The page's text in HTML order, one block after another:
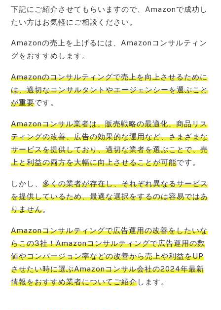
下記にご紹介させてもらいますので、Amazonで成功し
たい方はお気軽にご相談ください。
Amazonの売上を上げるには、Amazonコンサルティン
グをおすすめします。
Amazonのコンサルティングで売上を向上させるために
は、適切なコンサルタントやエージェンシーを選ぶこと
が重要です。
Amazonコンサル業者は、販売戦略の最適化、商品リス
ティングの改善、広告の効果的な運用など、さまざまな
サービスを提供しており、適切な業者を選ぶことで、売
上と利益の両方を大幅に向上させることが可能です。
しかし、多くの業者が存在し、それぞれ異なるサービス
を提供しているため、最適な選択をするのは容易ではあ
りません。
Amazonコンサルティングで広告運用の改善をしたいな
らこの3社！Amazonコンサルティングで広告運用の数
値やコンバージョン率などの改善から売上や利益をUP
させたい時に選ぶAmazonコンサル会社の2024年最新
情報をおすすめ業者についてご紹介します。